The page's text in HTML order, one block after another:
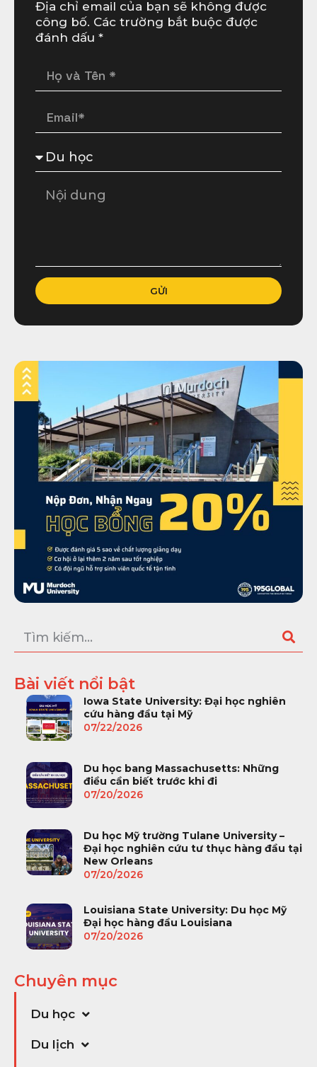
Địa chỉ email của bạn sẽ không được
công bố. Các trường bắt buộc được
đánh dấu *
GỬI
Bài viết nổi bật
Iowa State University: Đại học nghiên
cứu hàng đầu tại Mỹ
07/22/2026
Du học bang Massachusetts: Những
điều cần biết trước khi đi
07/20/2026
Du học Mỹ trường Tulane University –
Đại học nghiên cứu tư thục hàng đầu tại
New Orleans
07/20/2026
Louisiana State University: Du học Mỹ
Đại học hàng đầu Louisiana
07/20/2026
Chuyên mục
Du học
Du lịch